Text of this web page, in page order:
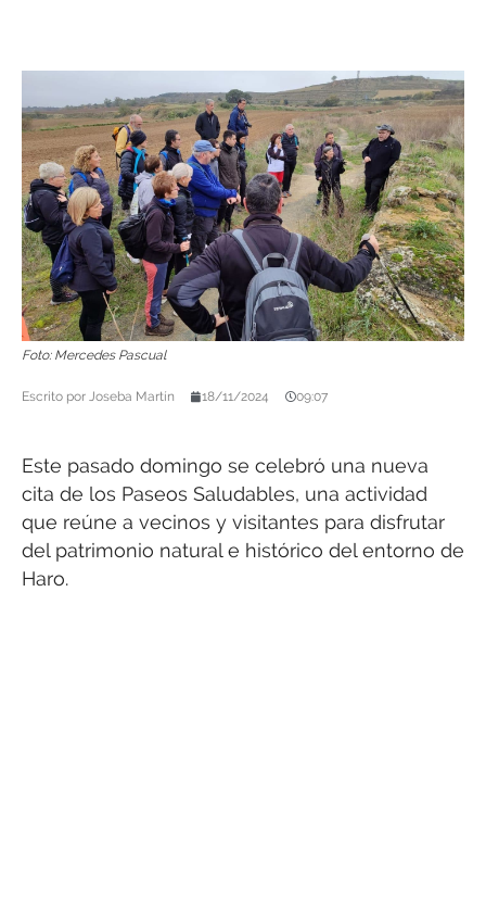
Foto: Mercedes Pascual
Escrito por Joseba Martín 18/11/2024 09:07
Este pasado domingo se celebró una nueva
cita de los Paseos Saludables, una actividad
que reúne a vecinos y visitantes para disfrutar
del patrimonio natural e histórico del entorno de
Haro.